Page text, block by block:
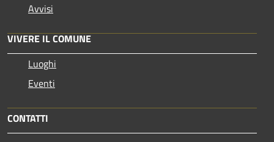
Avvisi
VIVERE IL COMUNE
Luoghi
Eventi
CONTATTI